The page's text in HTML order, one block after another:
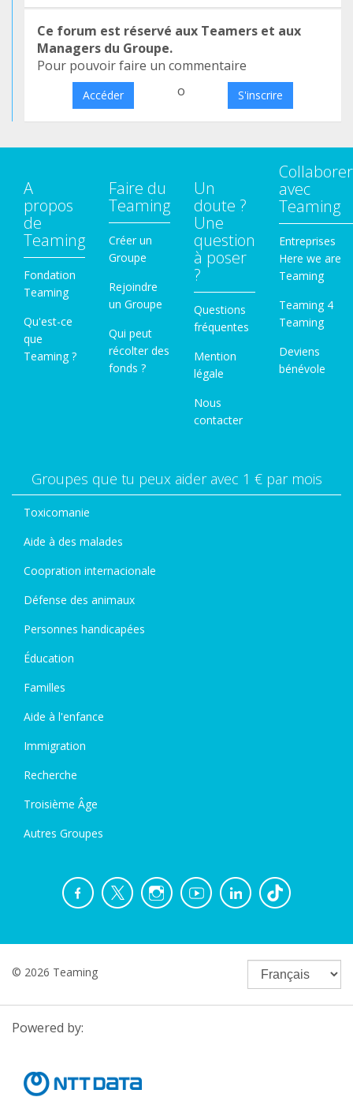
Ce forum est réservé aux Teamers et aux
Managers du Groupe.
Pour pouvoir faire un commentaire
Accéder o S'inscrire
A
propos
de
Teaming
Fondation
Teaming
Qu'est-ce
que
Teaming ?
Faire du
Teaming
Créer un
Groupe
Rejoindre
un Groupe
Qui peut
récolter des
fonds ?
Un
doute ?
Une
question
à poser
?
Questions
fréquentes
Mention
légale
Nous
contacter
Collaborer
avec
Teaming
Entreprises
Here we are
Teaming
Teaming 4
Teaming
Deviens
bénévole
Groupes que tu peux aider avec 1 € par mois
Toxicomanie
Aide à des malades
Coopration internacionale
Défense des animaux
Personnes handicapées
Éducation
Familles
Aide à l'enfance
Immigration
Recherche
Troisième Âge
Autres Groupes
© 2026 Teaming
Powered by: